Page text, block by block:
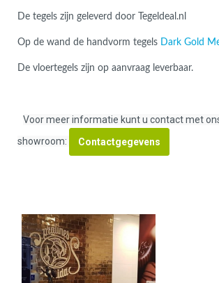
De tegels zijn geleverd door Tegeldeal.nl
Op de wand de handvorm tegels Dark Gold
De vloertegels zijn op aanvraag leverbaar.
Voor meer informatie kunt u contact met
showroom:
Contactgegevens